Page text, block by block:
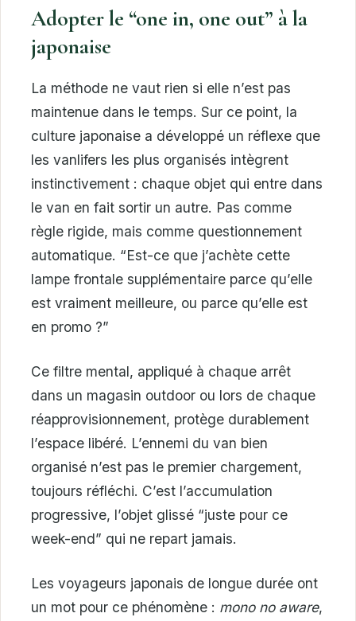
Adopter le “one in, one out” à la
japonaise
La méthode ne vaut rien si elle n’est pas
maintenue dans le temps. Sur ce point, la
culture japonaise a développé un réflexe que
les vanlifers les plus organisés intègrent
instinctivement : chaque objet qui entre dans
le van en fait sortir un autre. Pas comme
règle rigide, mais comme questionnement
automatique. “Est-ce que j’achète cette
lampe frontale supplémentaire parce qu’elle
est vraiment meilleure, ou parce qu’elle est
en promo ?”
Ce filtre mental, appliqué à chaque arrêt
dans un magasin outdoor ou lors de chaque
réapprovisionnement, protège durablement
l’espace libéré. L’ennemi du van bien
organisé n’est pas le premier chargement,
toujours réfléchi. C’est l’accumulation
progressive, l’objet glissé “juste pour ce
week-end” qui ne repart jamais.
Les voyageurs japonais de longue durée ont
un mot pour ce phénomène : mono no aware,